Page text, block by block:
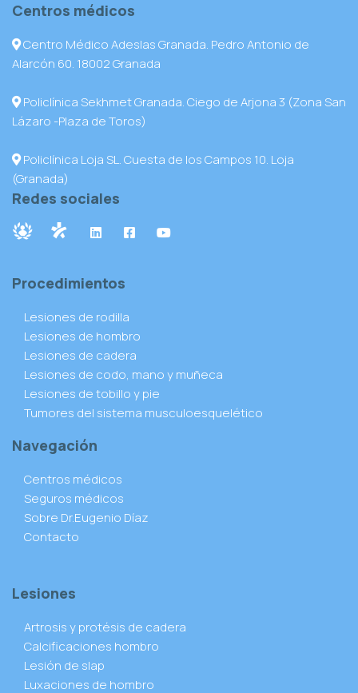
Centros médicos
Centro Médico Adeslas Granada. Pedro Antonio de
Alarcón 60. 18002 Granada
Policlínica Sekhmet Granada. Ciego de Arjona 3 (Zona San
Lázaro -Plaza de Toros)
Policlínica Loja SL. Cuesta de los Campos 10. Loja
(Granada)
Redes sociales
Procedimientos
Lesiones de rodilla
Lesiones de hombro
Lesiones de cadera
Lesiones de codo, mano y muñeca
Lesiones de tobillo y pie
Tumores del sistema musculoesquelético
Navegación
Centros médicos
Seguros médicos
Sobre Dr.Eugenio Díaz
Contacto
Lesiones
Artrosis y protésis de cadera
Calcificaciones hombro
Lesión de slap
Luxaciones de hombro